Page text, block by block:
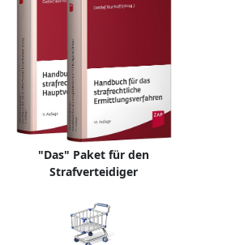
"Das" Paket für den
Strafverteidiger